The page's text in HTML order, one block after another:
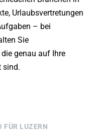
Urlaubsvertretungen
– bei
Sie
genau auf Ihre
sind.
FÜR LUZERN